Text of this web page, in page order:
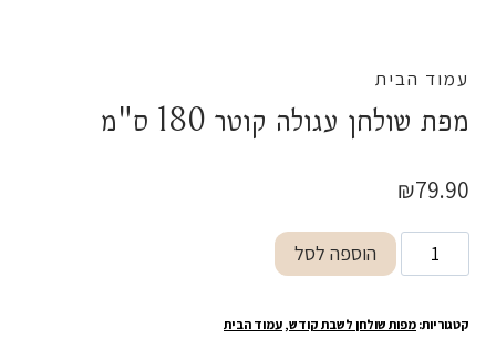
עמוד הבית
מפת שולחן עגולה קוטר 180 ס"מ
₪79.90
כמות
של
שולחן
הוספה לסל
קטגוריות: מפות שולחן לשבת קודש, עמוד הבית